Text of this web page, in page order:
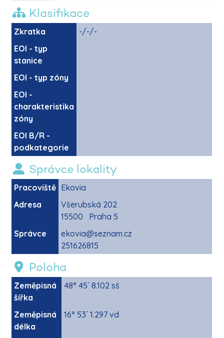
Klasifikace
Zkratka
-/-/-
EOI - typ
stanice
EOI - typ zóny
EOI -
charakteristika
zóny
EOI B/R -
podkategorie
Správce lokality
Pracoviště Ekovia
Adresa
Všerubská 202
15500 Praha 5
Správce
ekovia@seznam.cz
251626815
Poloha
Zeměpisná
šířka
48° 45´ 8.102 sš
Zeměpisná
délka
16° 53´ 1.297 vd